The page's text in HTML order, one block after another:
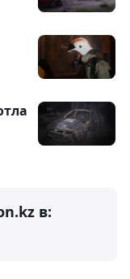
в: